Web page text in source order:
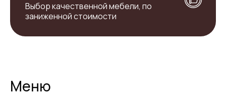
Выбор качественной мебели, по
заниженной стоимости
Меню